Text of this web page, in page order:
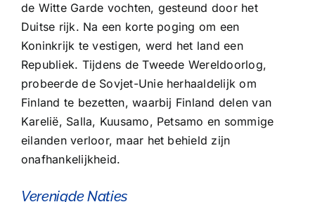
de Witte Garde vochten, gesteund door het
Duitse rijk. Na een korte poging om een
Koninkrijk te vestigen, werd het land een
Republiek. Tijdens de Tweede Wereldoorlog,
probeerde de Sovjet-Unie herhaaldelijk om
Finland te bezetten, waarbij Finland delen van
Karelië, Salla, Kuusamo, Petsamo en sommige
eilanden verloor, maar het behield zijn
onafhankelijkheid.
Verenigde Naties